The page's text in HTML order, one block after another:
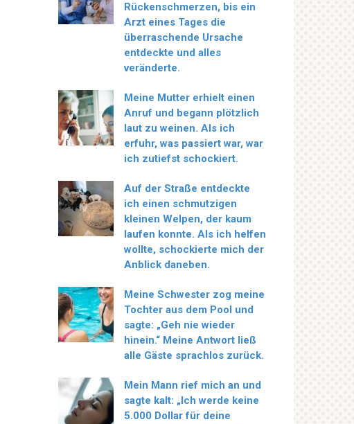
Rückenschmerzen, bis ein
Arzt eines Tages die
überraschende Ursache
entdeckte und alles
veränderte.
Meine Mutter erhielt einen
Anruf und begann plötzlich
laut zu weinen. Als ich
erfuhr, was passiert war, war
ich zutiefst schockiert.
Auf der Straße entdeckte
ich einen schmutzigen
kleinen Welpen, der kaum
laufen konnte. Als ich helfen
wollte, schockierte mich der
Anblick daneben.
Meine Schwester zog meine
Tochter aus dem Pool und
sagte: „Geh nie wieder
hinein.“ Meine Antwort ließ
alle Gäste sprachlos zurück.
Mein Mann rief mich an und
sagte kalt: „Ich werde keine
5.000 Dollar für deine